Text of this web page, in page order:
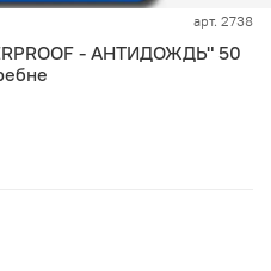
арт. 2738
- АНТИДОЖДЬ" 50